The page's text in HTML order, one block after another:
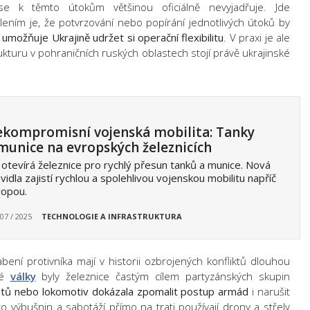
k těmto útokům většinou oficiálně nevyjadřuje. Jde
je, že potvrzování nebo popírání jednotlivých útoků by
umožňuje Ukrajině udržet si operační flexibilitu. V praxi je ale
v pohraničních ruských oblastech stojí právě ukrajinské
vojenská mobilita: Tanky
na evropských železnicích
železnice pro rychlý přesun tanků a munice. Nová
zajistí rychlou a spolehlivou vojenskou mobilitu napříč
/ 2025 TECHNOLOGIE A INFRASTRUKTURA
protivníka mají v historii ozbrojených konfliktů dlouhou
válkybyly železnice častým cílem partyzánských skupin
nebo lokomotiv dokázala zpomalit postup armád i narušit
výbušnin a sabotáží přímo na trati používají drony a střely